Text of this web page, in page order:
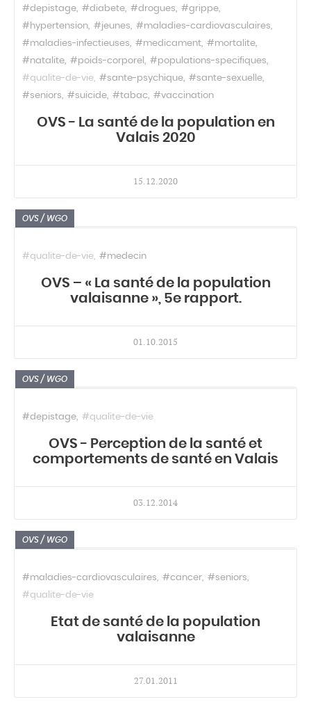
#depistage
#diabete #drogues
#grippe
#hypertension
#jeunes
#maladies-cardiovasculaires
#maladies-infectieuses
#medicament
#mortalite
#natalite
#poids-corporel
#populations-specifiques
#qualite-de-vie
#sante-psychique
#sante-sexuelle
#seniors
#suicide #tabac #vaccination
OVS - La santé de la population en
Valais 2020
15.12.2020
OVS / WGO
#qualite-de-vie #medecin
OVS – « La santé de la population
valaisanne », 5e rapport.
01.10.2015
OVS / WGO
#depistage #qualite-de-vie
OVS - Perception de la santé et
comportements de santé en Valais
03.12.2014
OVS / WGO
#maladies-cardiovasculaires #cancer
#seniors
#qualite-de-vie
Etat de santé de la population
valaisanne
27.01.2011